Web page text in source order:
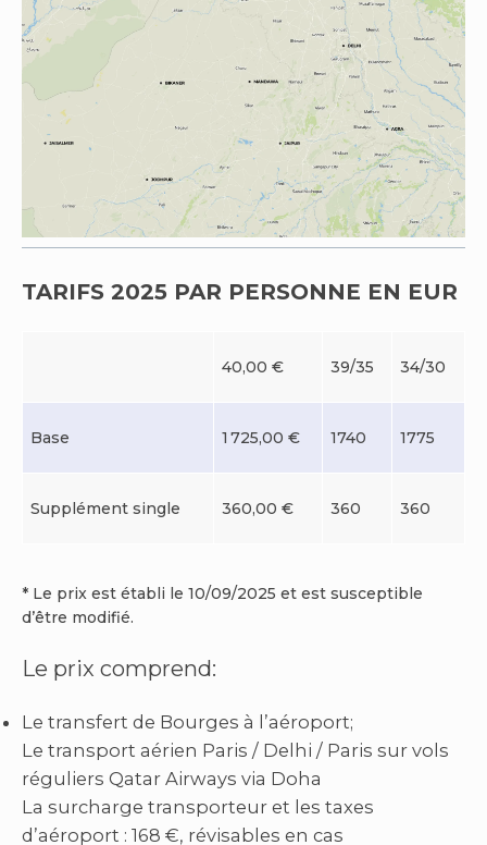
TARIFS 2025 PAR PERSONNE EN EUR
40,00 € 39/35 34/30
Base 1 725,00 € 1740 1775
Supplément single 360,00 € 360 360
* Le prix est établi le 10/09/2025 et est susceptible
d’être modifié.
Le prix comprend:
Le transfert de Bourges à l’aéroport;
Le transport aérien Paris / Delhi / Paris sur vols
réguliers Qatar Airways via Doha
La surcharge transporteur et les taxes
d’aéroport : 168 €, révisables en cas